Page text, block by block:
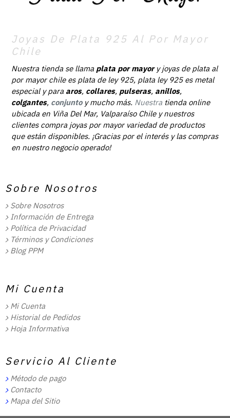
Joyas De Plata 925 Al Por Mayor
Chile
Nuestra tienda se llama plata por mayory joyas de plata al
por mayor chile es plata de ley 925, plata ley 925 es metal
especial y para aros, collares, pulseras, anillos,
colgantes, conjunto y mucho más. Nuestra tienda online
ubicada en Viña Del Mar, Valparaíso Chile y nuestros
clientes compra joyas por mayor variedad de productos
que están disponibles. ¡Gracias por el interés y las compras
en nuestro negocio operado!
Sobre Nosotros
Sobre Nosotros
Información de Entrega
Política de Privacidad
Términos y Condiciones
Blog PPM
Mi Cuenta
Mi Cuenta
Historial de Pedidos
Hoja Informativa
Servicio Al Cliente
Método de pago
Contacto
Mapa del Sitio